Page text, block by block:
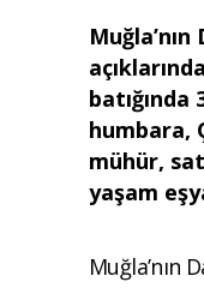
batığında
humbara,
mühür,
yaşam
Muğla’nın